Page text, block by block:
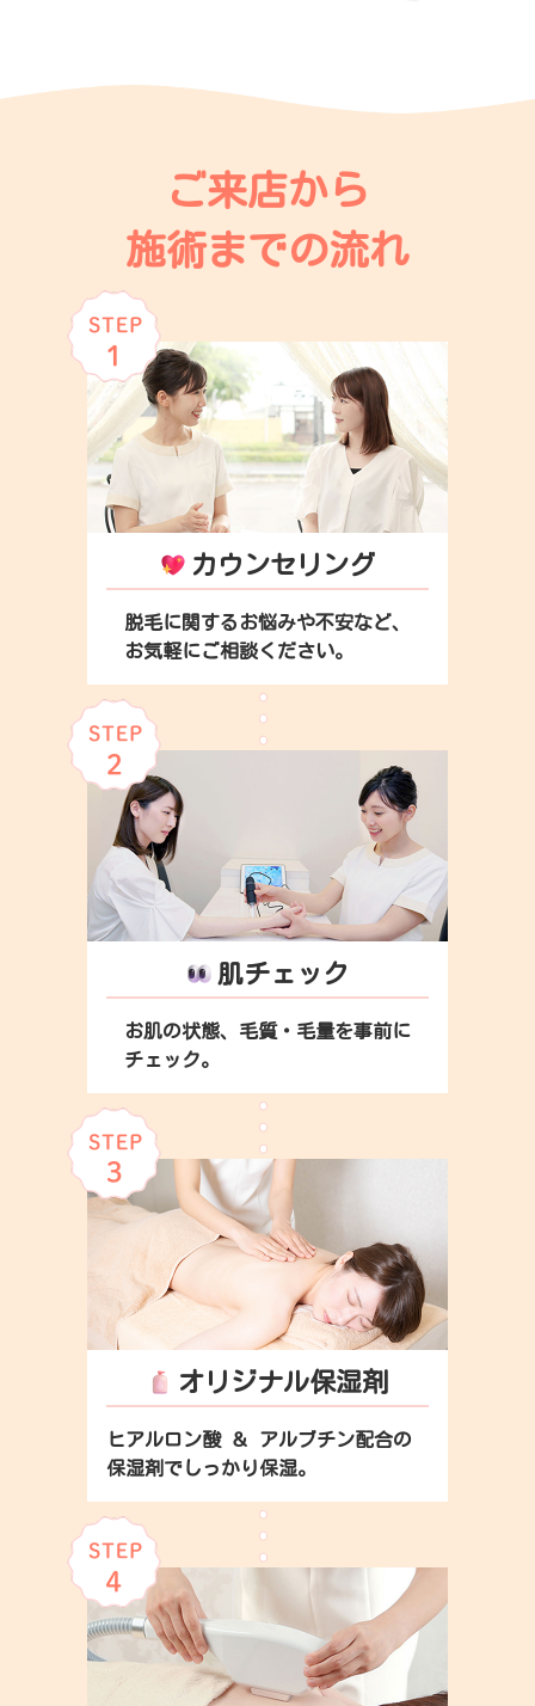
ご来店から
施術までの流れ
カウンセリング
脱毛に関するお悩みや不安など、
お気軽にご相談ください。
肌チェック
お肌の状態、毛質・毛量を事前に
チェック。
オリジナル保湿剤
ヒアルロン酸 ＆ アルブチン配合の
保湿剤でしっかり保湿。